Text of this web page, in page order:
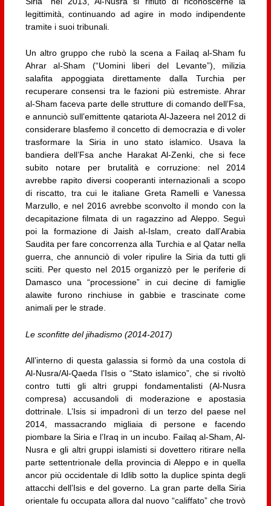
legittimità, continuando ad agire in modo indipendente
tramite i suoi tribunali.
Un altro gruppo che rubò la scena a Failaq al-Sham fu
Ahrar al-Sham (“Uomini liberi del Levante”), milizia
salafita appoggiata direttamente dalla Turchia per
recuperare consensi tra le fazioni più estremiste. Ahrar
al-Sham faceva parte delle strutture di comando dell’Fsa,
e annunciò sull’emittente qatariota Al-Jazeera nel 2012 di
considerare blasfemo il concetto di democrazia e di voler
trasformare la Siria in uno stato islamico. Usava la
bandiera dell’Fsa anche Harakat Al-Zenki, che si fece
subito notare per brutalità e corruzione: nel 2014
avrebbe rapito diversi cooperanti internazionali a scopo
di riscatto, tra cui le italiane Greta Ramelli e Vanessa
Marzullo, e nel 2016 avrebbe sconvolto il mondo con la
decapitazione filmata di un ragazzino ad Aleppo. Seguì
poi la formazione di Jaish al-Islam, creato dall’Arabia
Saudita per fare concorrenza alla Turchia e al Qatar nella
guerra, che annunciò di voler ripulire la Siria da tutti gli
sciiti. Per questo nel 2015 organizzò per le periferie di
Damasco una “processione” in cui decine di famiglie
alawite furono rinchiuse in gabbie e trascinate come
animali per le strade.
Le sconfitte del jihadismo (2014-2017)
All’interno di questa galassia si formò da una costola di
Al-Nusra/Al-Qaeda l’Isis o “Stato islamico”, che si rivoltò
contro tutti gli altri gruppi fondamentalisti (Al-Nusra
compresa) accusandoli di moderazione e apostasia
dottrinale. L’Isis si impadronì di un terzo del paese nel
2014, massacrando migliaia di persone e facendo
piombare la Siria e l’Iraq in un incubo. Failaq al-Sham, Al-
Nusra e gli altri gruppi islamisti si dovettero ritirare nella
parte settentrionale della provincia di Aleppo e in quella
ancor più occidentale di Idlib sotto la duplice spinta degli
attacchi dell’Isis e del governo. La gran parte della Siria
orientale fu occupata allora dal nuovo “califfato” che trovò